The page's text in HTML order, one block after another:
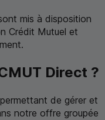
mis à disposition
Crédit Mutuel et
Direct ?
de gérer et
notre offre groupée